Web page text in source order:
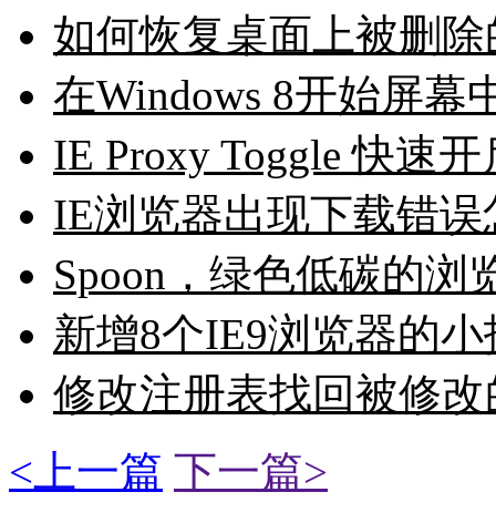
如何恢复桌面上被删
在Windows 8开始屏幕
IE Proxy Toggle 快速
IE浏览器出现下载错误
Spoon，绿色低碳的浏
新增8个IE9浏览器的小
修改注册表找回被修
<上一篇 下一篇>